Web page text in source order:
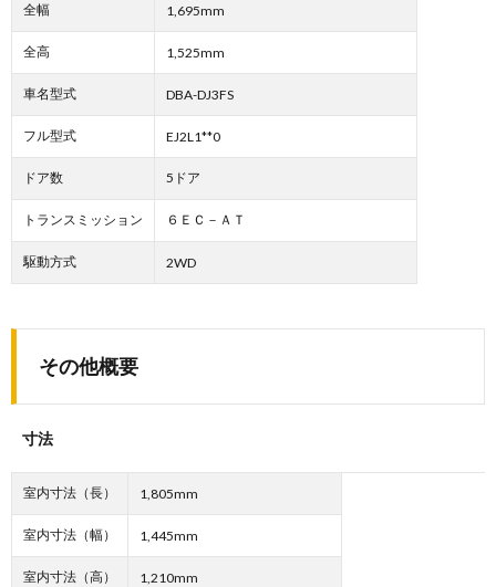
全幅 1,695mm
全高 1,525mm
車名型式 DBA-DJ3FS
フル型式 EJ2L1**0
ドア数 5ドア
トランスミッション ６ＥＣ－ＡＴ
駆動方式 2WD
その他概要
寸法
室内寸法（長） 1,805mm
室内寸法（幅） 1,445mm
室内寸法（高） 1,210mm